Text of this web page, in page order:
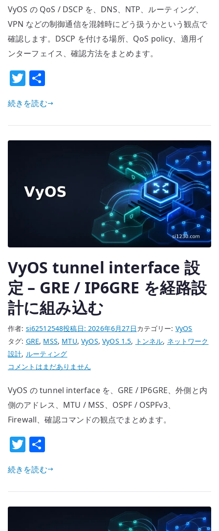
/
DSCP
設
定
制
御
通
を
VyOS の QoS / DSCP を、DNS、NTP、ルーティング、
VPN などの制御通信を混雑時にどう扱うかという観点で
確認します。DSCP を付ける場所、QoS policy、適用イ
ンターフェイス、確認方法をまとめます。
T
w
it
te
r
続きを読む
VyOS tunnel interface 設
定 – GRE / IP6GRE を経路設
計に組み込む
作者: si62512548投稿日: 2026年6月27日カテゴリー: VyOS
タグ: GRE, MSS, MTU,VyOS,VyOS 1.5, トンネル, ネットワーク
設計, ルーティング
VyOS
interface
設
定
GRE
/
IP6GRE
経
路
コメントはまだありません
VyOS の tunnel interface を、GRE / IP6GRE、外側と内
側のアドレス、MTU / MSS、OSPF / OSPFv3、
Firewall、確認コマンドの観点でまとめます。
T
w
it
te
r
続きを読む